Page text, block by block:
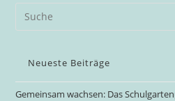
Neueste Beiträge
Gemeinsam wachsen: Das